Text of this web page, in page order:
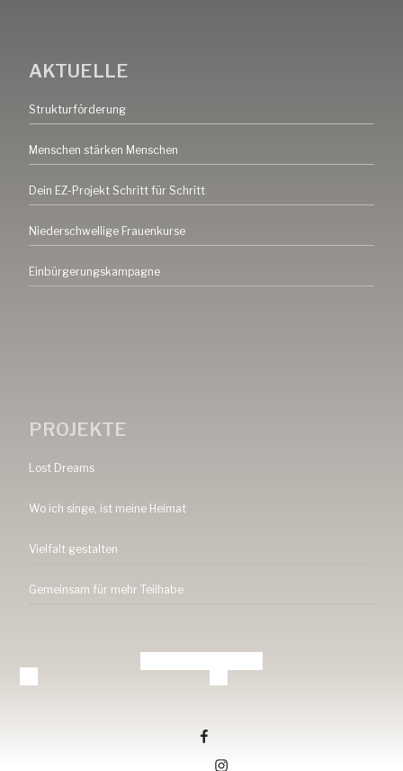
AKTUELLE
Strukturförderung
Menschen stärken Menschen
Dein EZ-Projekt Schritt für Schritt
Niederschwellige Frauenkurse
Einbürgerungskampagne
PROJEKTE
Lost Dreams
Wo ich singe, ist meine Heimat
Vielfalt gestalten
Gemeinsam für mehr Teilhabe